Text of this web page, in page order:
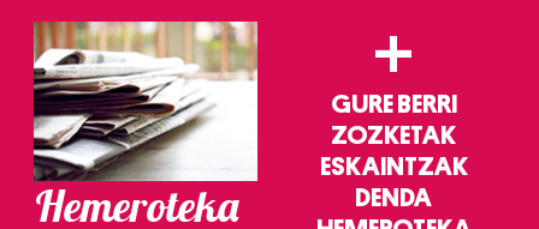
Hemeroteka
+
GURE BERRI
ZOZKETAK
ESKAINTZAK
DENDA